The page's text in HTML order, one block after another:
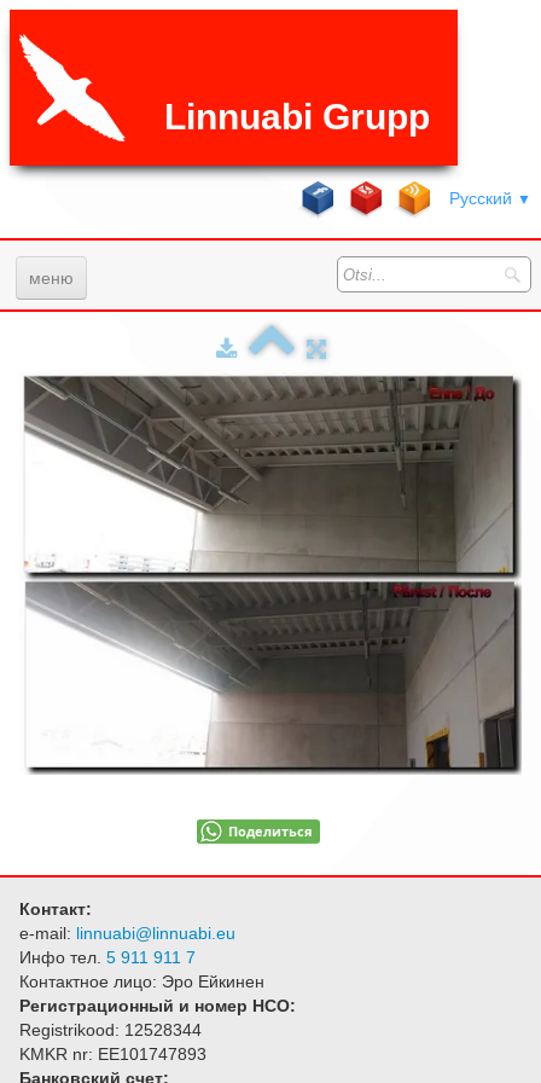
Linnuabi Grupp
Русский ▼
меню
Услуги
Галерея
ЧаВо
О фирме
Контакт
Поделиться
Контакт:
e-mail: linnuabi@linnuabi.eu
Инфо тел. 5 911 911 7
Контактное лицо: Эро Ейкинен
Регистрационный и номер НСО:
Registrikood: 12528344
KMKR nr: EE101747893
Банковский счет: